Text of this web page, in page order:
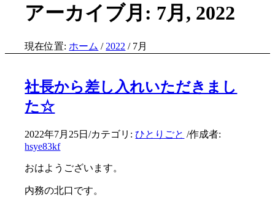
アーカイブ月: 7月, 2022
現在位置: ホーム / 2022 / 7月
社長から差し入れいただきまし
た☆
2022年7月25日/カテゴリ:ひとりごと /作成者:
hsye83kf
おはようございます。
内務の北口です。